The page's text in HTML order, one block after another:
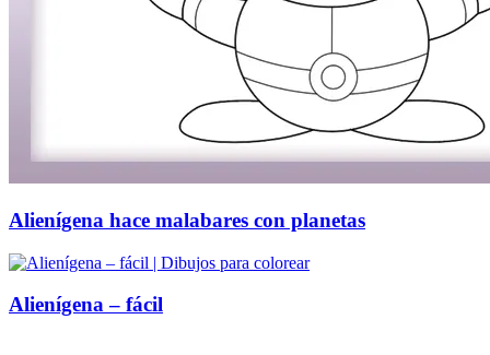
Alienígena hace malabares con planetas
Alienígena – fácil